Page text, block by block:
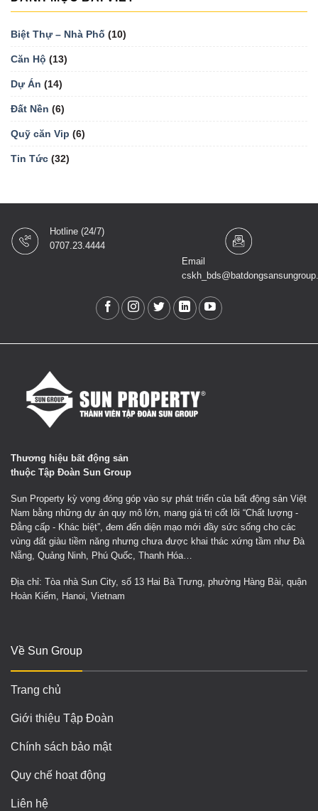
Biệt Thự – Nhà Phố (10)
Căn Hộ (13)
Dự Án (14)
Đất Nền (6)
Quỹ căn Vip (6)
Tin Tức (32)
Hotline (24/7)
0707.23.4444
Email
Thương hiệu bất động sản
thuộc Tập Đoàn Sun Group
Sun Property kỳ vọng đóng góp vào sự phát triển của bất động sản Việt
Nam bằng những dự án quy mô lớn, mang giá trị cốt lõi “Chất lượng -
Đẳng cấp - Khác biệt”, đem đến diện mạo mới đầy sức sống cho các
vùng đất giàu tiềm năng nhưng chưa được khai thác xứng tầm như Đà
Nẵng, Quảng Ninh, Phú Quốc, Thanh Hóa…
Địa chỉ: Tòa nhà Sun City, số 13 Hai Bà Trưng, phường Hàng Bài, quận
Hoàn Kiếm, Hanoi, Vietnam
Về Sun Group
Trang chủ
Giới thiệu Tập Đoàn
Chính sách bảo mật
Quy chế hoạt động
Liên hệ